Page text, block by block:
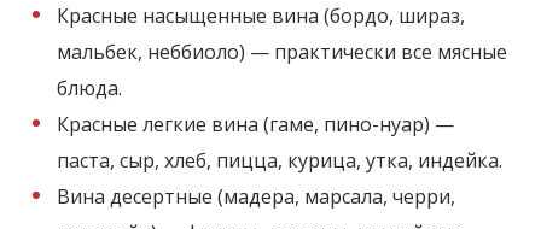
Красные насыщенные вина (бордо, шираз,
мальбек, неббиоло) — практически все мясные
блюда.
Красные легкие вина (гаме, пино-нуар) —
паста, сыр, хлеб, пицца, курица, утка, индейка.
Вина десертные (мадера, марсала, черри,